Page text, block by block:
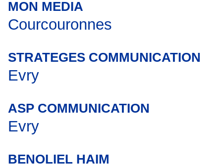
MON MEDIA
Courcouronnes
STRATEGES COMMUNICATION
Evry
ASP COMMUNICATION
Evry
BENOLIEL HAIM